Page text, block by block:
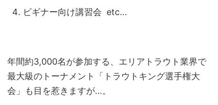
ビギナー向け講習会 etc...
年間約3,000名が参加する、エリアトラウト業界で
最大級のトーナメント「トラウトキング選手権大
会」も目を惹きますが...。